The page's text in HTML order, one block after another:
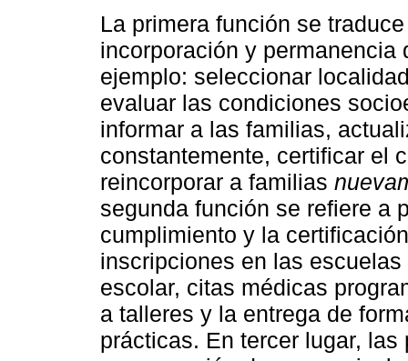
La primera función se
incorporación y
ejemplo: seleccionar
evaluar las condiciones
informar a las familias,
constantemente, certificar el
reincorporar a familias
segunda función se refiere a
cumplimiento y la
inscripciones en las
escolar, citas médicas
a talleres y la entrega de
prácticas. En tercer lugar,